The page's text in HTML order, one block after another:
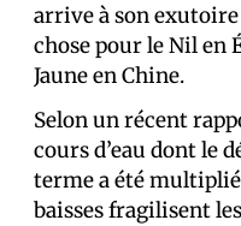
arrive à son exutoire
chose pour le Nil en
Jaune en Chine.
Selon un récent
cours d’eau dont le
terme a été multiplié
baisses fragilisent